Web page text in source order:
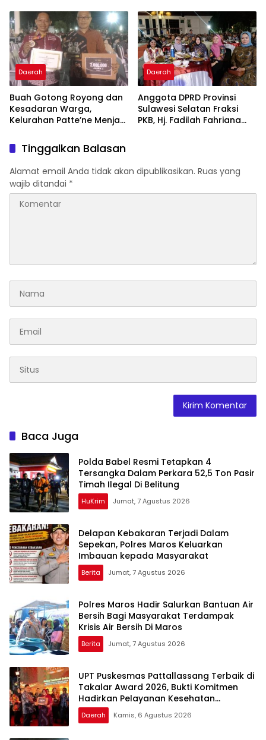
Di Maros
Pelayanan Kesehatan
Berkualitas
Daerah
Buah Gotong Royong dan
Kesadaran Warga,
Kelurahan Patte’ne Menjadi
2026
Daerah
Anggota DPRD Provinsi
Sulawesi Selatan Fraksi
PKB, Hj. Fadilah Fahriana
Melalui Malam Apresiasi
dan Inovasi Award 2026
Tinggalkan Balasan
Alamat email Anda tidak akan dipublikasikan. Ruas yang
wajib ditandai *
Baca Juga
Polda Babel Resmi Tetapkan 4
Tersangka Dalam Perkara 52,5 Ton Pasir
Timah Ilegal Di Belitung
HuKrim Jumat, 7 Agustus 2026
Delapan Kebakaran Terjadi Dalam
Sepekan, Polres Maros Keluarkan
Imbauan kepada Masyarakat
Berita Jumat, 7 Agustus 2026
Polres Maros Hadir Salurkan Bantuan Air
Bersih Bagi Masyarakat Terdampak
Krisis Air Bersih Di Maros
Berita Jumat, 7 Agustus 2026
UPT Puskesmas Pattallassang Terbaik di
Takalar Award 2026, Bukti Komitmen
Hadirkan Pelayanan Kesehatan
Berkualitas
Daerah Kamis, 6 Agustus 2026